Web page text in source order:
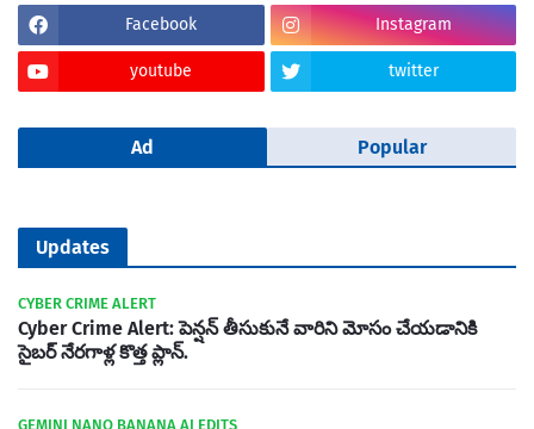
Facebook Instagram
youtube twitter
Ad Popular
Updates
CYBER CRIME ALERT
Cyber Crime Alert: పెన్షన్ తీసుకునే వారిని మోసం చేయడానికి
సైబర్ నేరగాళ్ల కొత్త ప్లాన్.
GEMINI NANO BANANA AI EDITS